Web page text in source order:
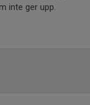
inte ger upp.